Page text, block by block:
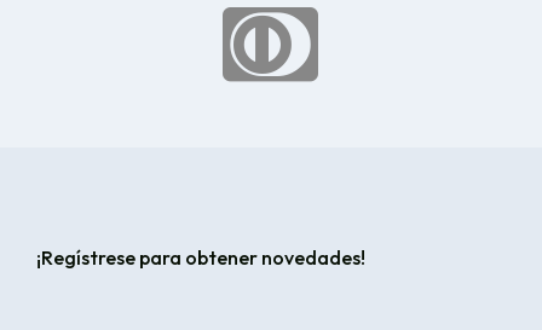

¡Regístrese para obtener novedades!